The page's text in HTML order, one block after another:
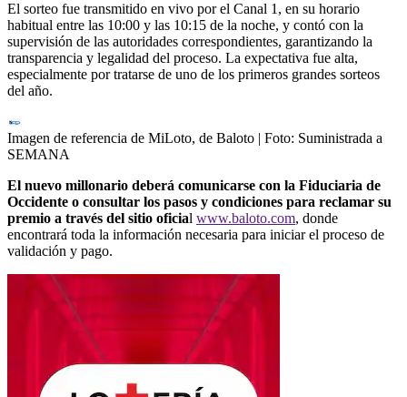
El sorteo fue transmitido en vivo por el Canal 1, en su horario
habitual entre las 10:00 y las 10:15 de la noche, y contó con la
supervisión de las autoridades correspondientes, garantizando la
transparencia y legalidad del proceso. La expectativa fue alta,
especialmente por tratarse de uno de los primeros grandes sorteos
del año.
Imagen de referencia de MiLoto, de Baloto | Foto: Suministrada a
SEMANA
El nuevo millonario deberá comunicarse con la Fiduciaria de
Occidente o consultar los pasos y condiciones para reclamar su
premio a través del sitio oficial www.baloto.com, donde
encontrará toda la información necesaria para iniciar el proceso de
validación y pago.